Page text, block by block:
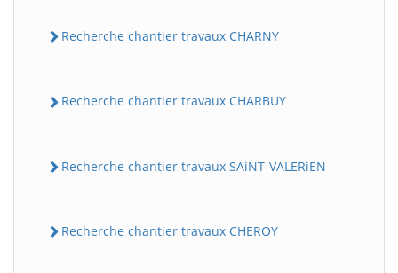
Recherche chantier travaux CHARNY
Recherche chantier travaux CHARBUY
Recherche chantier travaux SAiNT-VALERiEN
Recherche chantier travaux CHEROY